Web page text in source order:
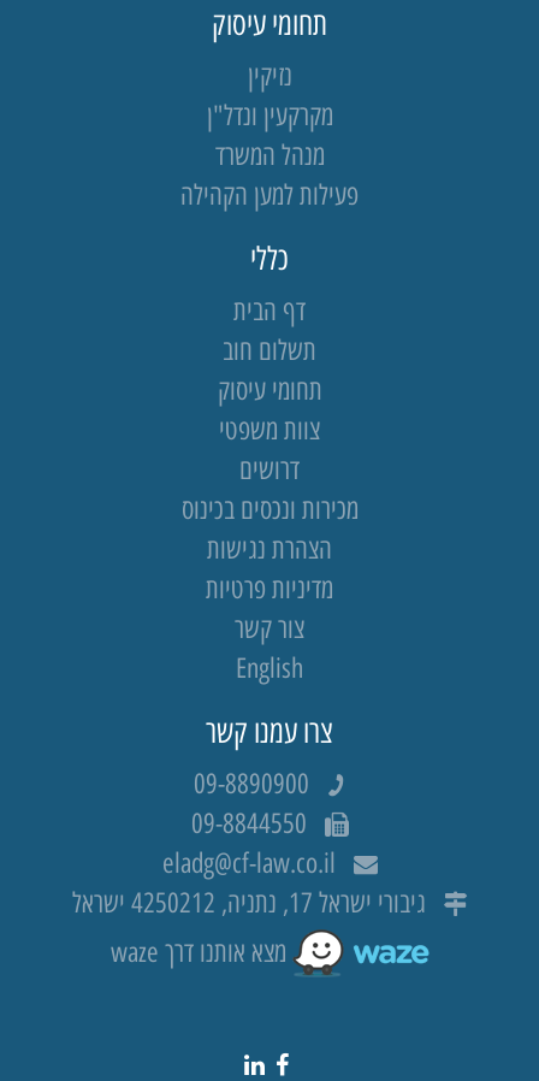
תחומי עיסוק
נזיקין
מקרקעין ונדל"ן
מנהל המשרד
פעילות למען הקהילה
כללי
דף הבית
תשלום חוב
תחומי עיסוק
צוות משפטי
דרושים
מכירות ונכסים בכינוס
הצהרת נגישות
מדיניות פרטיות
צור קשר
English
צרו עמנו קשר
09-8890900
09-8844550
eladg@cf-law.co.il
גיבורי ישראל 17, נתניה, 4250212 ישראל
מצא אותנו דרך waze